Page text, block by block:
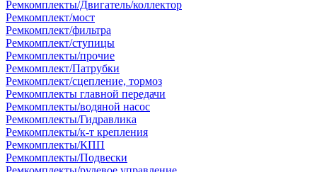
Ремкомплекты/Двигатель/коллектор
Ремкомплект/мост
Ремкомплект/фильтра
Ремкомплект/ступицы
Ремкомплекты/прочие
Ремкомплект/Патрубки
Ремкомплект/сцепление, тормоз
Ремкомплекты главной передачи
Ремкомплекты/водяной насос
Ремкомплекты/Гидравлика
Ремкомплекты/к-т крепления
Ремкомплекты/КПП
Ремкомплекты/Подвески